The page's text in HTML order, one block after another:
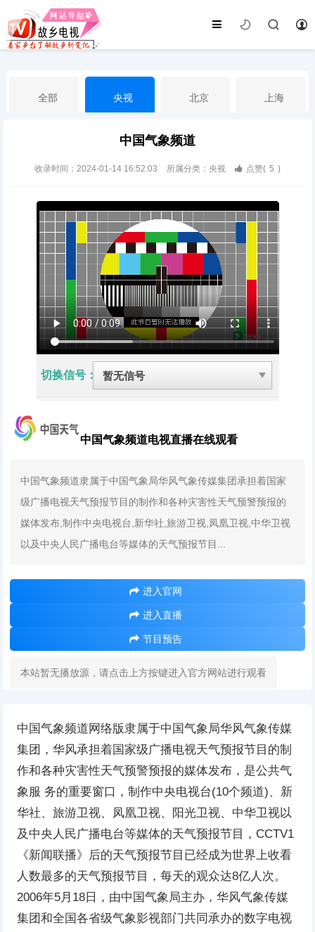
全部 央视 北京 上海
山东 江苏
辽宁 内蒙古 山西 陕西
中国气象频道
收录时间：2024-01-14 16:52:03 所属分类：央视 点赞( 5 )
切换信号：
中国气象频道电视直播在线观看
中国气象频道隶属于中国气象局华风气象传媒集团承担着国家
级广播电视天气预报节目的制作和各种灾害性天气预警预报的
媒体发布,制作中央电视台,新华社,旅游卫视,凤凰卫视,中华卫视
以及中央人民广播电台等媒体的天气预报节目...
进入官网
进入直播
节目预告
本站暂无播放源，请点击上方按键进入官方网站进行观看
中国气象频道网络版隶属于中国气象局华风气象传媒
集团，华风承担着国家级广播电视天气预报节目的制
作和各种灾害性天气预警预报的媒体发布，是公共气
象服 务的重要窗口，制作中央电视台(10个频道)、新
华社、旅游卫视、凤凰卫视、阳光卫视、中华卫视以
及中央人民广播电台等媒体的天气预报节目，CCTV1
《新闻联播》后的天气预报节目已经成为世界上收看
人数最多的天气预报节目，每天的观众达8亿人次。
2006年5月18日，由中国气象局主办，华风气象传媒
集团和全国各省级气象影视部门共同承办的数字电视